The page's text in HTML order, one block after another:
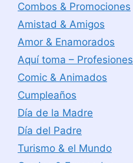
Combos & Promociones
Amistad & Amigos
Amor & Enamorados
Aquí toma – Profesiones
Comic & Animados
Cumpleaños
Día de la Madre
Día del Padre
Turismo & el Mundo